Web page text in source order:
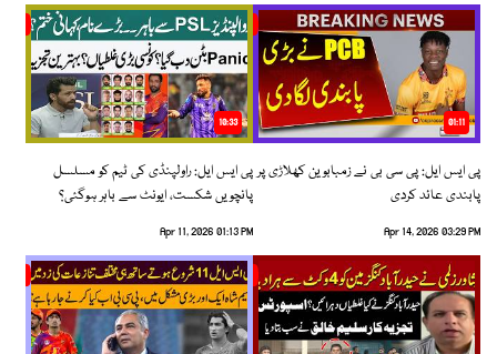
01:11
پی ایس ایل: پی سی بی نے زمبابوین کھلاڑی پر
پابندی عائد کردی
Apr 14, 2026 03:29 PM
10:33
پی ایس ایل: راولپنڈی کی ٹیم کو مسلسل
پانچویں شکست، ایونٹ سے باہر ہوگئی؟
Apr 11, 2026 01:13 PM